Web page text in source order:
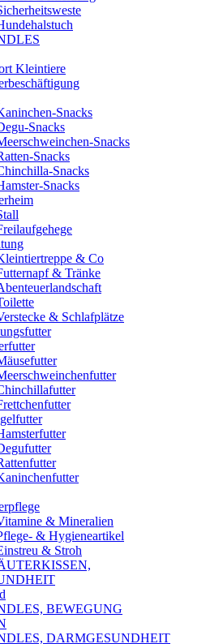
Kleintiere
Snacks
Snacks
Snacks
Snacks
Snacks
Snacks
& Co
& Tränke
& Schlafplätze
& Mineralien
& Hygieneartikel
& Stroh
BEWEGUNG
DARMGESUNDHEIT